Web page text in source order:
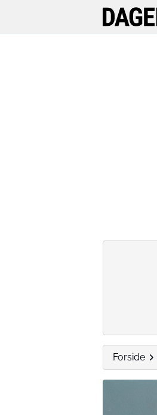
Forside